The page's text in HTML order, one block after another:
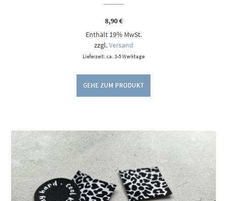
8,90€
Enthält 19% MwSt.
zzgl.Versand
Lieferzeit: ca. 3-5 Werktage
GEHE ZUM PRODUKT